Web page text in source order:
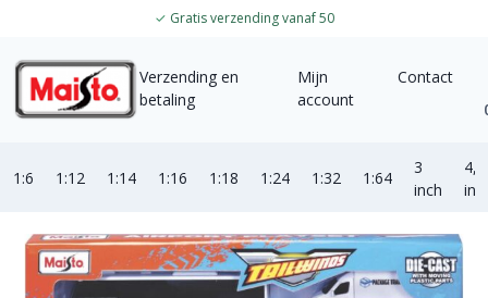
✓ Gratis verzending vanaf 50
Verzending en
betaling
Mijn
account
Contact
1:6 1:12 1:14 1:16 1:18 1:24 1:32 1:64
3
inch
4,5